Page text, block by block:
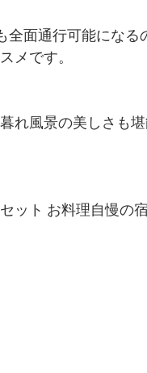
全面通行可能にな
メです。
れ風景の美しさも
ット お料理自慢の宿